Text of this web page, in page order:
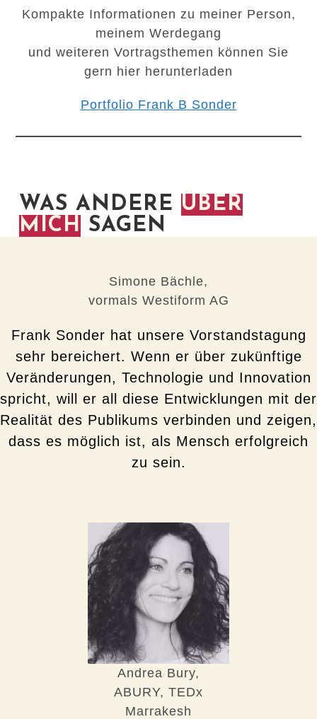
Kompakte Informationen zu meiner Person,
meinem Werdegang
und weiteren Vortragsthemen können Sie
gern hier herunterladen
Portfolio Frank B Sonder
WAS ANDERE ÜBER
MICH SAGEN
Simone Bächle,
vormals Westiform AG
Frank Sonder hat unsere Vorstandstagung
sehr bereichert. Wenn er über zukünftige
Veränderungen, Technologie und Innovation
spricht, will er all diese Entwicklungen mit der
Realität des Publikums verbinden und zeigen,
dass es möglich ist, als Mensch erfolgreich
zu sein.
Andrea Bury,
ABURY, TEDx
Marrakesh